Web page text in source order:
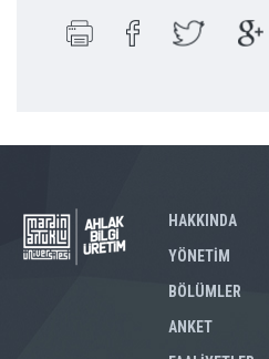
HAKKINDA
YÖNETİM
BÖLÜMLER
ANKET